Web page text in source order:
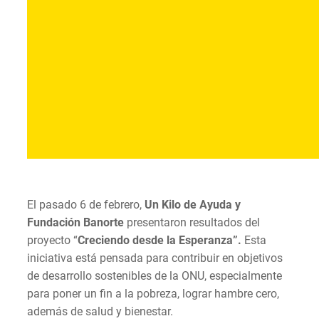
El pasado 6 de febrero, Un Kilo de Ayuda y
Fundación Banorte presentaron resultados del
proyecto “Creciendo desde la Esperanza”. Esta
iniciativa está pensada para contribuir en objetivos
de desarrollo sostenibles de la ONU, especialmente
para poner un fin a la pobreza, lograr hambre cero,
además de salud y bienestar.